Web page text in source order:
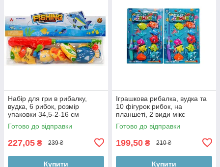
Набір для гри в рибалку,
вудка, 6 рибок, розмір
упаковки 34,5-2-16 см
Готово до відправки
227,05 ₴ 239 ₴
Купити
Іграшкова рибалка, вудка та
10 фігурок рибок, на
планшеті, 2 види мікс
Готово до відправки
199,50 ₴ 210 ₴
Купити